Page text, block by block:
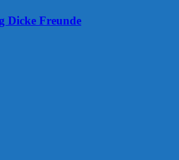
Dicke Freunde